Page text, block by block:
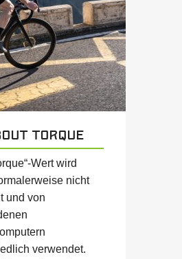
Torque
Wert wird
nicht
und von
verwendet.